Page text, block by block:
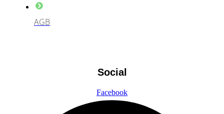
AGB
Social
Facebook